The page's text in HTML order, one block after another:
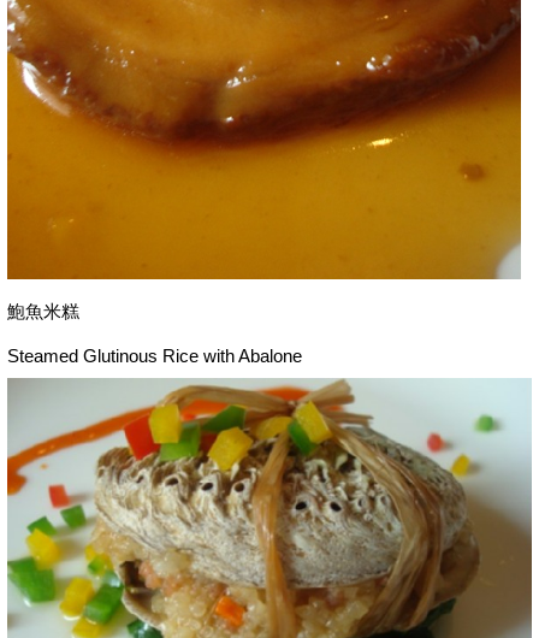
鮑魚米糕
Steamed Glutinous Rice with Abalone